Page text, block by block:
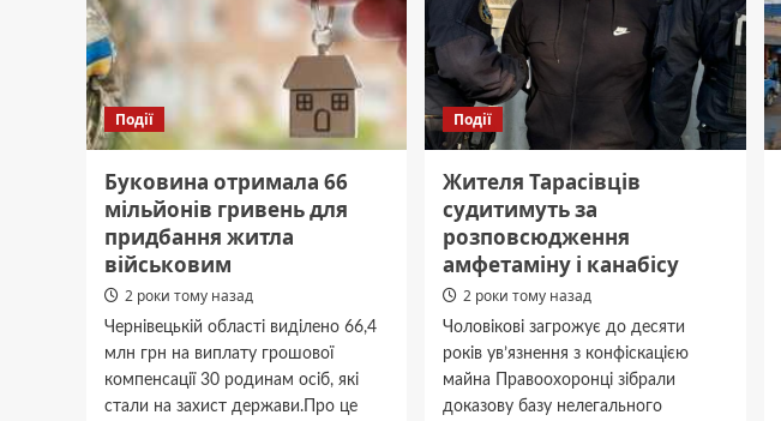
Події
Буковина отримала 66
мільйонів гривень для
придбання житла
військовим
2 роки тому назад
Чернівецькій області виділено 66,4
млн грн на виплату грошової
компенсації 30 родинам осіб, які
стали на захист держави.Про це
Події
Жителя Тарасівців
судитимуть за
розповсюдження
амфетаміну і канабісу
2 роки тому назад
Чоловікові загрожує до десяти
років ув’язнення з конфіскацією
майна Правоохоронці зібрали
доказову базу нелегального